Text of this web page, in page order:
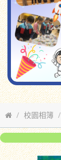
校園相簿